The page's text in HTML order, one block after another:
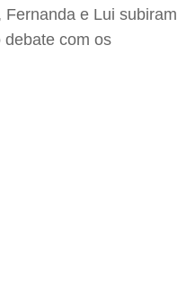
e Lui subiram
com os